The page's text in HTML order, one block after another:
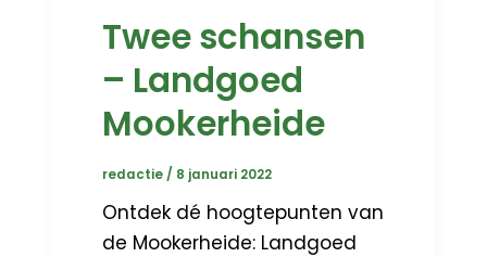
Twee schansen
– Landgoed
Mookerheide
redactie / 8 januari 2022
Ontdek dé hoogtepunten van
de Mookerheide: Landgoed